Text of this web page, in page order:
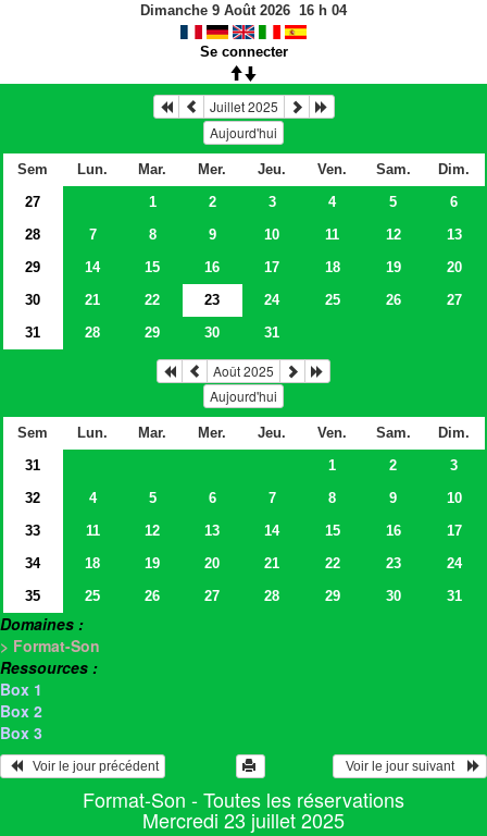
Dimanche 9 Août 2026 16 h 04
Se connecter
Juillet 2025
Aujourd'hui
Sem Lun. Mar. Mer. Jeu. Ven. Sam.
Dim.
27
1 2 3 4 5
6
28
7 8 9 10 11 12
13
29
14 15 16 17 18 19
20
30
21 22 23 24 25 26
27
31
28 29 30 31
Août 2025
Aujourd'hui
Sem Lun. Mar. Mer. Jeu. Ven. Sam.
Dim.
31
1 2
3
32
4 5 6 7 8 9
10
33
11 12 13 14 15 16
17
34
18 19 20 21 22 23
24
35
25 26 27 28 29 30 31
Domaines :
> Format-Son
Ressources :
Box 1
Box 2
Box 3
   Voir le jour précédent
  Voir le jour suivant
Format-Son - Toutes les réservations
Mercredi 23 juillet 2025